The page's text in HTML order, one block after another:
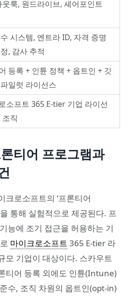
웃룩, 원드라이브, 셰어포인트
시스템, 엔트라 ID, 자격 증명
, 감사 추적
등록 + 인튠 정책 + 옵트인 + 깃
일럿 라이선스
소프트 365 E-tier 기업 라이선
조직
티어 프로그램과
크로소프트의 ‘프론티어
통해 실험적으로 제공된다. 프
능에 조기 접근을 허용하는 기
마이크로소프트 365 E-tier 라
모 기업이 대상이다. 스카우트
티어 등록 외에도 인튠(Intune)
수, 조직 차원의 옵트인(opt-in)